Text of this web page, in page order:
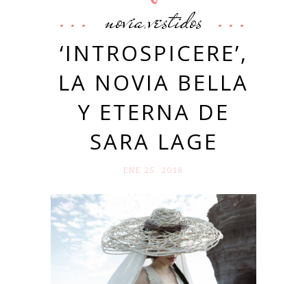
novia,vestidos
‘INTROSPICERE’,
LA NOVIA BELLA
Y ETERNA DE
SARA LAGE
ENE 25. 2018